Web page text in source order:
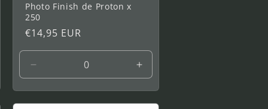
Photo Finish de Proton x
250
Prix
habituel
€14,95 EUR
la
quantité
Augmenter
la
quantité